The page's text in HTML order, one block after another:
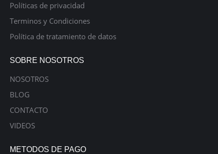
Políticas de privacidad
Terminos y Condiciones
Política de tratamiento de datos
SOBRE NOSOTROS
NOSOTROS
BLOG
CONTACTO
VIDEOS
METODOS DE PAGO